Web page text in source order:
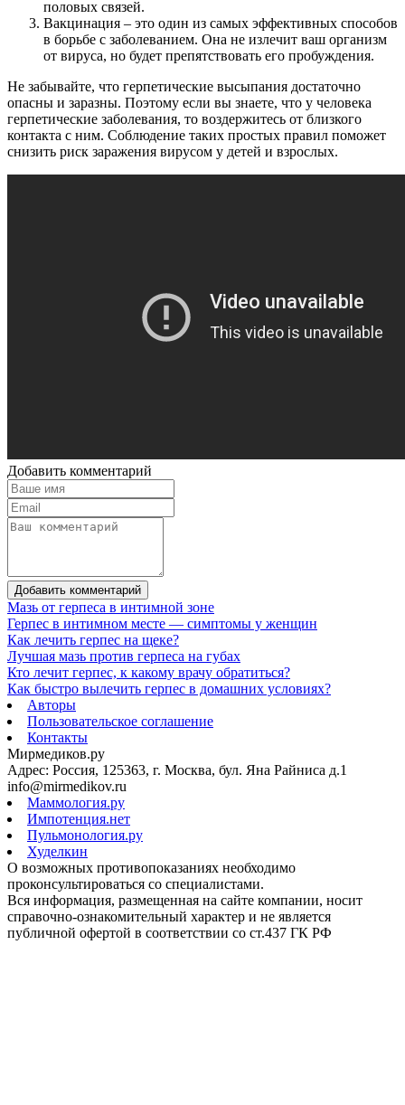
половых связей.
Вакцинация – это один из самых эффективных способов
в борьбе с заболеванием. Она не излечит ваш организм
от вируса, но будет препятствовать его пробуждения.
Не забывайте, что герпетические высыпания достаточно
опасны и заразны. Поэтому если вы знаете, что у человека
герпетические заболевания, то воздержитесь от близкого
контакта с ним. Соблюдение таких простых правил поможет
снизить риск заражения вирусом у детей и взрослых.
Добавить комментарий
Добавить комментарий
Мазь от герпеса в интимной зоне
Герпес в интимном месте — симптомы у женщин
Как лечить герпес на щеке?
Лучшая мазь против герпеса на губах
Кто лечит герпес, к какому врачу обратиться?
Как быстро вылечить герпес в домашних условиях?
Авторы
Пользовательское соглашение
Контакты
Мирмедиков.ру
Адрес: Россия, 125363, г. Москва, бул. Яна Райниса д.1
info@mirmedikov.ru
Маммология.ру
Импотенция.нет
Пульмонология.ру
Худелкин
О возможных противопоказаниях необходимо
проконсультироваться со специалистами.
Вся информация, размещенная на сайте компании, носит
справочно-ознакомительный характер и не является
публичной офертой в соответствии со ст.437 ГК РФ